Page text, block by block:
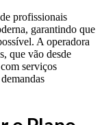
profissionais
garantindo que
A operadora
que vão desde
serviços